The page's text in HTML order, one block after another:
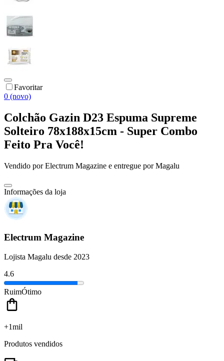
Favoritar
0 (novo)
Colchão Gazin D23 Espuma Supreme
Solteiro 78x188x15cm - Super Combo
Feito Pra Você!
Vendido porElectrum Magazine e entregue por Magalu
Informações da loja
Electrum Magazine
Lojista Magalu desde 2023
4.6
RuimÓtimo
+1mil
Produtos vendidos